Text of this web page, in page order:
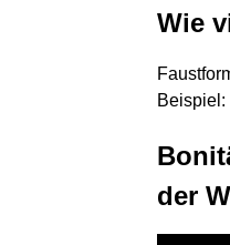
Wie
Beispiel:
der